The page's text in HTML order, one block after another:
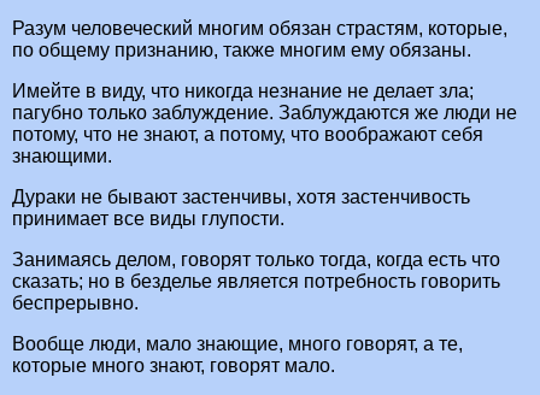
Разум человеческий многим обязан страстям, которые,
по общему признанию, также многим ему обязаны.
Имейте в виду, что никогда незнание не делает зла;
пагубно только заблуждение. Заблуждаются же люди не
потому, что не знают, а потому, что воображают себя
знающими.
Дураки не бывают застенчивы, хотя застенчивость
принимает все виды глупости.
Занимаясь делом, говорят только тогда, когда есть что
сказать; но в безделье является потребность говорить
беспрерывно.
Вообще люди, мало знающие, много говорят, а те,
которые много знают, говорят мало.